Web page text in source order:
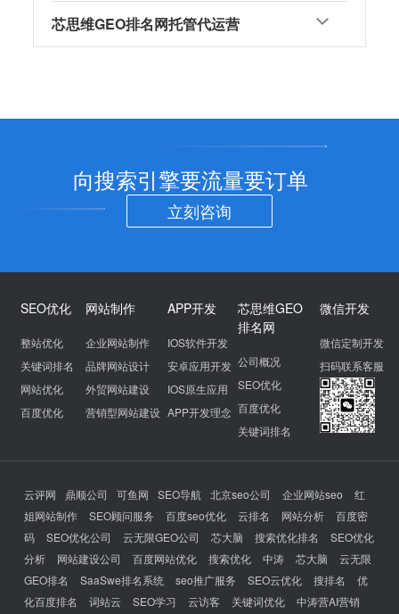
芯思维GEO排名网托管代运营
向搜索引擎要流量要订单
立刻咨询
SEO优化
整站优化
关键词排名
网站优化
百度优化
网站制作
企业网站制作
品牌网站设计
外贸网站建设
营销型网站建设
APP开发
IOS软件开发
安卓应用开发
IOS原生应用
APP开发理念
芯思维GEO
排名网
公司概况
SEO优化
百度优化
关键词排名
微信开发
微信定制开发
扫码联系客服
云评网 鼎顺公司 可鱼网 SEO导航 北京seo公司 企业网站seo
红
姐网站制作
SEO顾问服务 百度seo优化 云排名 网站分析
百度密
码
SEO优化公司 云无限GEO公司 芯大脑 搜索优化排名
SEO优化
分析
网站建设公司 百度网站优化 搜索优化 中涛 芯大脑
云无限
GEO排名
SaaSwe排名系统 seo推广服务 SEO云优化 搜排名
优
化百度排名
词站云 SEO学习 云访客 关键词优化 中涛营AI营销